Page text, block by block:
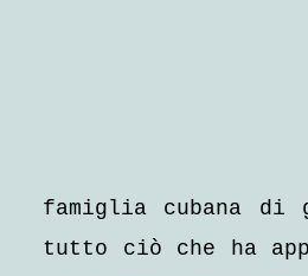
famiglia cubana
tutto ciò che ha